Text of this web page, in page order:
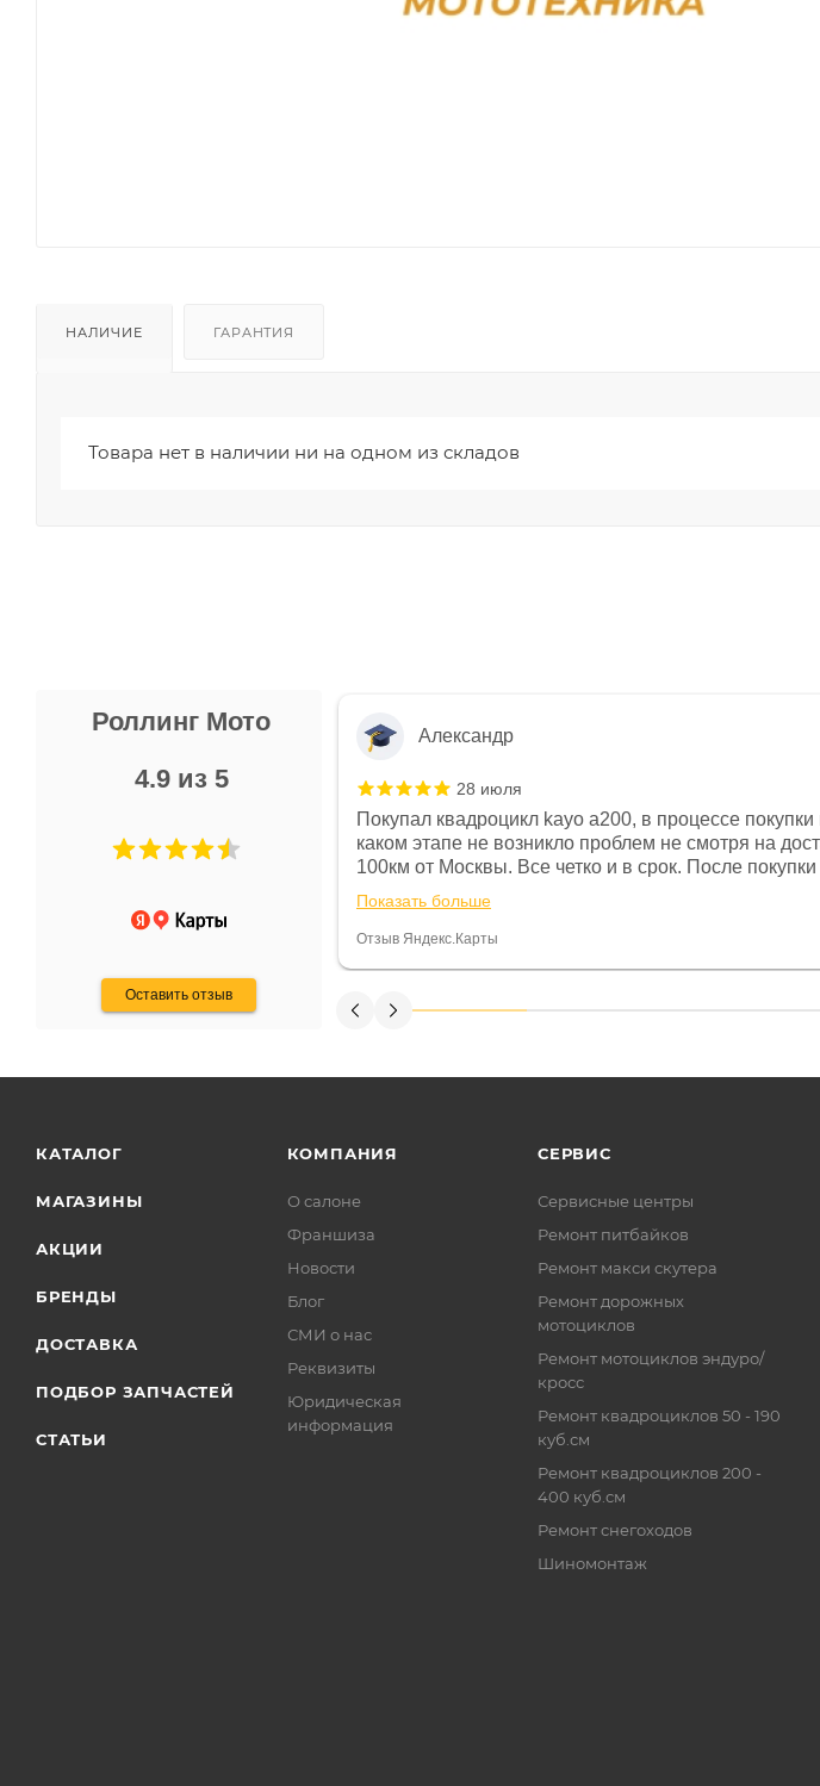
НАЛИЧИЕ ГАРАНТИЯ
Товара нет в наличии ни на одном из складов
Роллинг Мото
4.9 из 5
Оставить отзыв
Не понравились условия
и дают только на год)
Александр
28 июля
Покупал квадроцикл kayo a200, в процессе покупки
каком этапе не возникло проблем не смотря на
100км от Москвы. Все четко и в срок. После покупки
спидометре всегда был 0, при этом представители
постоянно были на связи и в итоге проблема была
Считаю, что это говорит о небезразличии к клиенту
Показать больше
Отзыв Яндекс.Карты
КАТАЛОГ
МАГАЗИНЫ
АКЦИИ
БРЕНДЫ
ДОСТАВКА
ПОДБОР ЗАПЧАСТЕЙ
СТАТЬИ
КОМПАНИЯ
О салоне
Франшиза
Новости
Блог
СМИ о нас
Реквизиты
Юридическая
информация
СЕРВИС
Сервисные центры
Ремонт питбайков
Ремонт макси скутера
Ремонт дорожных
мотоциклов
Ремонт мотоциклов эндуро/
кросс
Ремонт квадроциклов 50 - 190
куб.см
Ремонт квадроциклов 200 -
400 куб.см
Ремонт снегоходов
Шиномонтаж